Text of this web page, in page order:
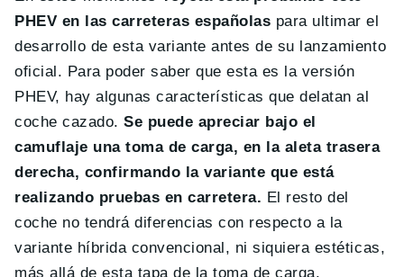
PHEV en las carreteras españolas para ultimar el
desarrollo de esta variante antes de su lanzamiento
oficial. Para poder saber que esta es la versión
PHEV, hay algunas características que delatan al
coche cazado.Se puede apreciar bajo el
camuflaje una toma de carga, en la aleta trasera
derecha, confirmando la variante que está
realizando pruebas en carretera. El resto del
coche no tendrá diferencias con respecto a la
variante híbrida convencional, ni siquiera estéticas,
más allá de esta tapa de la toma de carga.